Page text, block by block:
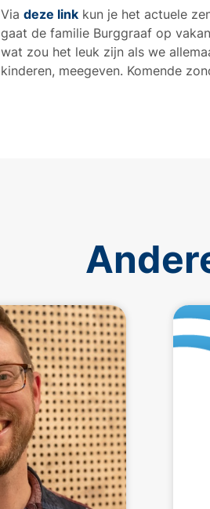
Via deze link kun je het actuele
gaat de familie Burggraaf op
wat zou het leuk zijn als we
kinderen, meegeven. Komende